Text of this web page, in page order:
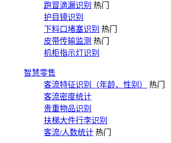
跑冒滴漏识别 热门
护目镜识别
下料口堵塞识别 热门
皮带传输监测 热门
机柜指示灯识别
智慧零售
客流特征识别（年龄、性别）
热门
客流密度统计
贵重物品识别
扶梯大件行李识别
客流/人数统计 热门